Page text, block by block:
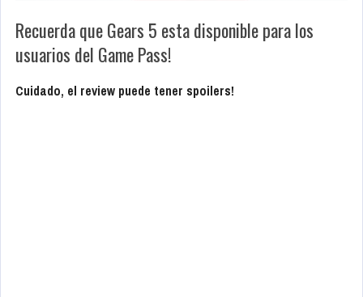
Recuerda que Gears 5 esta disponible para los
usuarios del Game Pass!
Cuidado, el review puede tener spoilers!